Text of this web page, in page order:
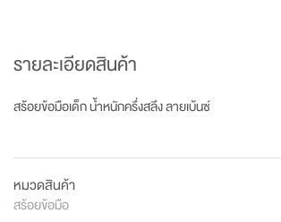
รายละเอียดสินค้า
สร้อยข้อมือเด็ก น้ำหนักครึ่งสลึง ลายเบ้นซ์
หมวดสินค้า
สร้อยข้อมือ